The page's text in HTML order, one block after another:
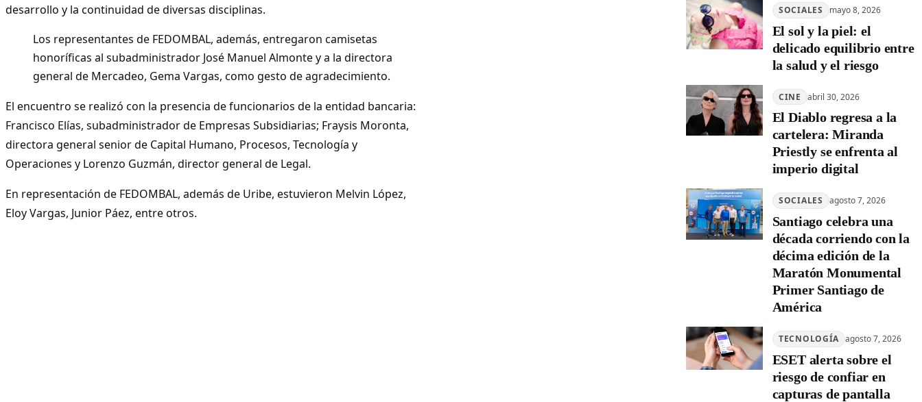
desarrollo y la continuidad de diversas disciplinas.
Los representantes de FEDOMBAL, además, entregaron camisetas
honoríficas al subadministrador José Manuel Almonte y a la directora
general de Mercadeo, Gema Vargas, como gesto de agradecimiento.
El encuentro se realizó con la presencia de funcionarios de la entidad bancaria:
Francisco Elías, subadministrador de Empresas Subsidiarias; Fraysis Moronta,
directora general senior de Capital Humano, Procesos, Tecnología y
Operaciones y Lorenzo Guzmán, director general de Legal.
En representación de FEDOMBAL, además de Uribe, estuvieron Melvin López,
Eloy Vargas, Junior Páez, entre otros.
SOCIALES mayo 8, 2026
El sol y la piel: el
delicado equilibrio entre
la salud y el riesgo
CINE abril 30, 2026
El Diablo regresa a la
cartelera: Miranda
Priestly se enfrenta al
imperio digital
SOCIALES agosto 7, 2026
Santiago celebra una
década corriendo con la
décima edición de la
Maratón Monumental
Primer Santiago de
América
TECNOLOGÍA agosto 7, 2026
ESET alerta sobre el
riesgo de confiar en
capturas de pantalla